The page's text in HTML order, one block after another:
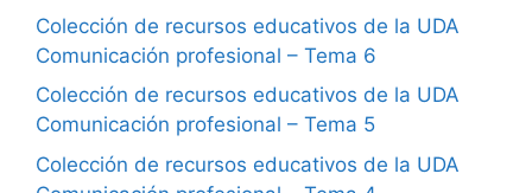
Colección de recursos educativos de la UDA
Comunicación profesional – Tema 6
Colección de recursos educativos de la UDA
Comunicación profesional – Tema 5
Colección de recursos educativos de la UDA